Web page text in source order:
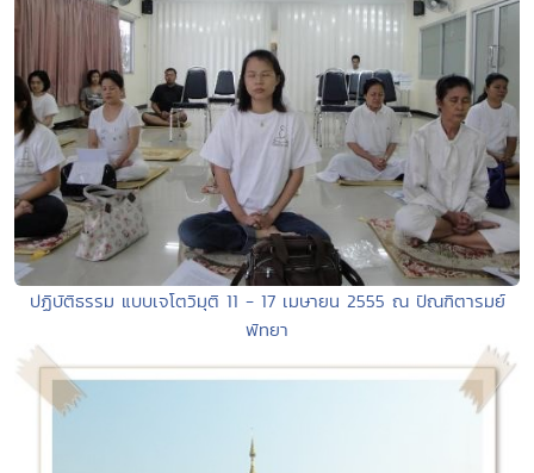
ปฏิบัติธรรม แบบเจโตวิมุติ 11 - 17 เมษายน 2555 ณ ปัณฑิตารมย์
พัทยา